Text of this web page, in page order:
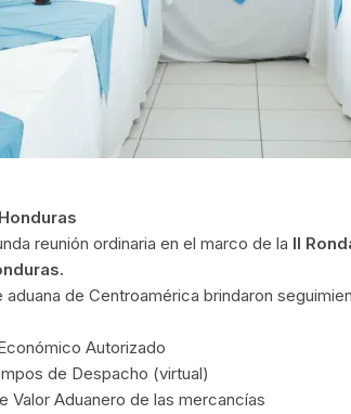
reunión ordinaria en el marco de la II
de Centroamérica brindaron
Autorizado
de Despacho (virtual)
Valor Aduanero de las mercancías